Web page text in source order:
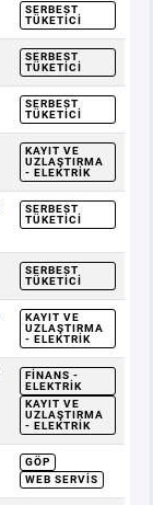
SERBEST
TÜKETICI
SERBEST
TÜKETICI
SERBEST
TÜKETICI
KAYIT VE
UZLAŞTIRMA
- ELEKTRIK
SERBEST
TÜKETICI
SERBEST
TÜKETICI
KAYIT VE
UZLAŞTIRMA
- ELEKTRIK
FINANS -
ELEKTRIK
KAYIT VE
UZLAŞTIRMA
- ELEKTRIK
GÖP
WEB SERVIS